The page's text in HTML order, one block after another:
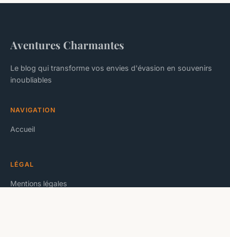
Aventures Charmantes
Le blog qui transforme vos envies d'évasion en souvenirs
inoubliables
NAVIGATION
Accueil
LÉGAL
Mentions légales